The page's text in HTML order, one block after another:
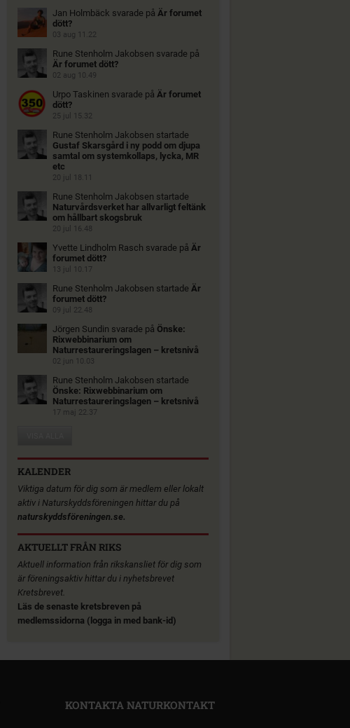
Jan Holmbäck svarade på Är forumet
dött?
03 aug 11.22
Rune Stenholm Jakobsen svarade på
Är forumet dött?
02 aug 10.49
Urpo Taskinen svarade på Är forumet
dött?
25 jul 15.32
Rune Stenholm Jakobsen startade
Gustaf Skarsgård i ny podd om djupa
samtal om systemkollaps, lycka, MR
etc
20 jul 18.11
Rune Stenholm Jakobsen startade
Naturvårdsverket har allvarligt feltänk
om hållbart skogsbruk
20 jul 16.48
Yvette Lindholm Rasch svarade på Är
forumet dött?
13 jul 10.17
Rune Stenholm Jakobsen startade Är
forumet dött?
09 jul 22.48
Jörgen Sundin svarade på Önske:
Rixwebbinarium om
Naturrestaureringslagen – kretsnivå
02 jun 10.03
Rune Stenholm Jakobsen startade
Önske: Rixwebbinarium om
Naturrestaureringslagen – kretsnivå
17 maj 22.37
KALENDER
Viktiga datum för dig som är medlem eller lokalt
aktiv i Naturskyddsföreningen hittar du på
naturskyddsföreningen.se.
AKTUELLT FRÅN RIKS
Aktuell information från rikskansliet för dig som
är föreningsaktiv hittar du i nyhetsbrevet
Kretsbrevet.
Läs de senaste kretsbreven på
medlemssidorna (logga in med bank-id)
KONTAKTA NATURKONTAKT